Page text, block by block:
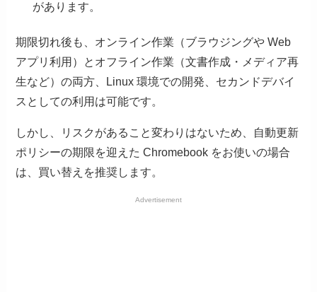
があります。
期限切れ後も、オンライン作業（ブラウジングや Web
アプリ利用）とオフライン作業（文書作成・メディア再
生など）の両方、Linux 環境での開発、セカンドデバイ
スとしての利用は可能です。
しかし、リスクがあること変わりはないため、自動更新
ポリシーの期限を迎えた Chromebook をお使いの場合
は、買い替えを推奨します。
Advertisement